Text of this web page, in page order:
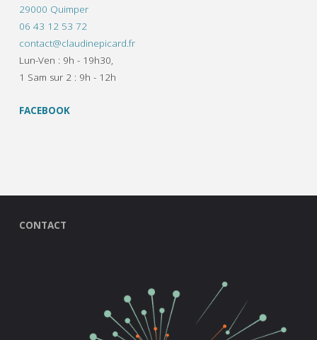
29000 Quimper
06 43 12 53 72
contact@claudinepicard.fr
Lun-Ven : 9h - 19h30,
1 Sam sur 2 : 9h - 12h
FACEBOOK
CONTACT